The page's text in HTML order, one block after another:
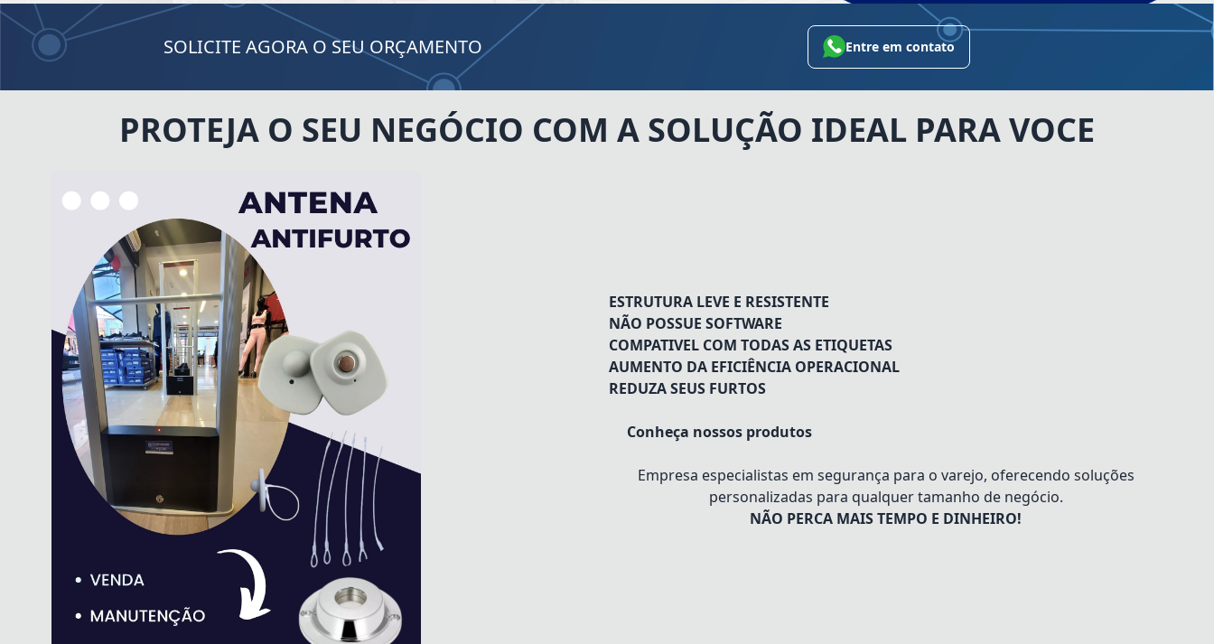
SOLICITE AGORA O SEU ORÇAMENTO Entre em contato
PROTEJA O SEU NEGÓCIO COM A SOLUÇÃO IDEAL PARA VOCE
ESTRUTURA LEVE E RESISTENTE
NÃO POSSUE SOFTWARE
COMPATIVEL COM TODAS AS ETIQUETAS
AUMENTO DA EFICIÊNCIA OPERACIONAL
REDUZA SEUS FURTOS
Conheça nossos produtos
Empresa especialistas em segurança para o varejo, oferecendo soluções
personalizadas para qualquer tamanho de negócio.
NÃO PERCA MAIS TEMPO E DINHEIRO!